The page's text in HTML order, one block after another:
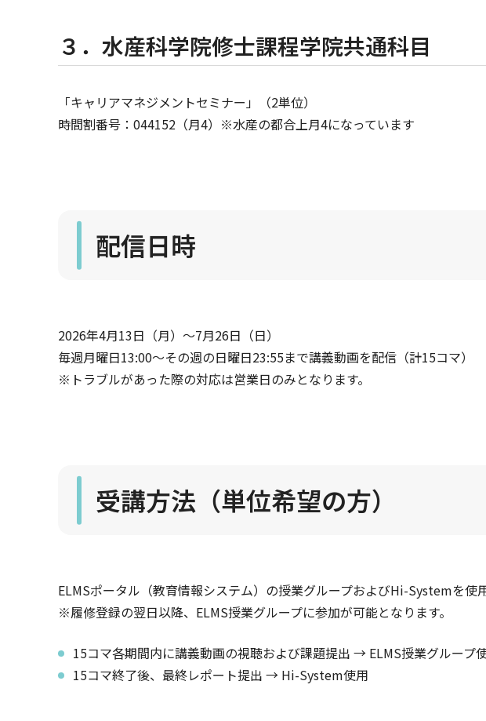
３．水産科学院修士課程学院共通科目
「キャリアマネジメントセミナー」（2単位）
時間割番号：044152（月4）※水産の都合上月4になっています
配信日時
2026年4月13日（月）～7月26日（日）
毎週月曜日13:00～その週の日曜日23:55まで講義動画を配信（計15コマ）
※トラブルがあった際の対応は営業日のみとなります。
受講方法（単位希望の方）
ELMSポータル（教育情報システム）の授業グループおよびHi-Systemを使用
※履修登録の翌日以降、ELMS授業グループに参加が可能となります。
15コマ各期間内に講義動画の視聴および課題提出 → ELMS授業グループ
15コマ終了後、最終レポート提出 → Hi-System使用